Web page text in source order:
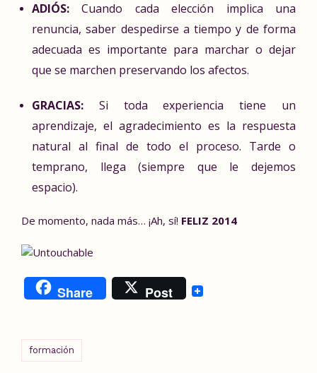
ADIÓS: Cuando cada elección implica una
renuncia, saber despedirse a tiempo y de forma
adecuada es importante para marchar o dejar
que se marchen preservando los afectos.
GRACIAS: Si toda experiencia tiene un
aprendizaje, el agradecimiento es la respuesta
natural al final de todo el proceso. Tarde o
temprano, llega (siempre que le dejemos
espacio).
De momento, nada más… ¡Ah, sí! FELIZ 2014
Share Post
formación